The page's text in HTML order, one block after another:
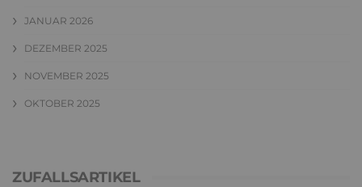
JANUAR 2026
DEZEMBER 2025
NOVEMBER 2025
OKTOBER 2025
ZUFALLSARTIKEL